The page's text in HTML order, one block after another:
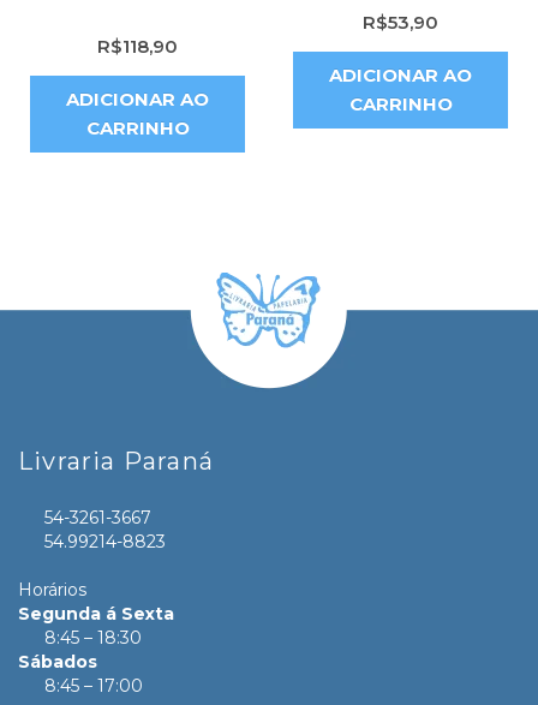
R$118,90
ADICIONAR AO
CARRINHO
R$53,90
ADICIONAR AO
CARRINHO
Livraria Paraná
54-3261-3667
54.99214-8823
Horários
Segunda á Sexta
8:45 – 18:30
Sábados
8:45 – 17:00